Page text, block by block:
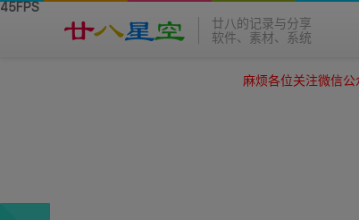
廿八的记录与分享
软件、素材、系统
麻烦各位关注微信公众号：廿八